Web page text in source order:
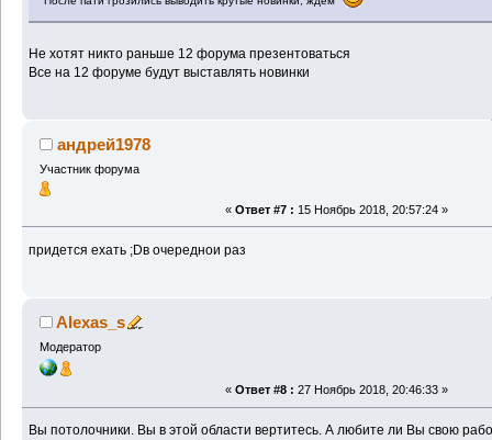
Не хотят никто раньше 12 форума презентоваться
Все на 12 форуме будут выставлять новинки
андрей1978
Участник форума
« Ответ #7 : 15 Ноябрь 2018, 20:57:24 »
придется ехать ;Dв очереднои раз
Alexas_s
Модератор
« Ответ #8 : 27 Ноябрь 2018, 20:46:33 »
Вы потолочники. Вы в этой области вертитесь. А любите ли Вы свою